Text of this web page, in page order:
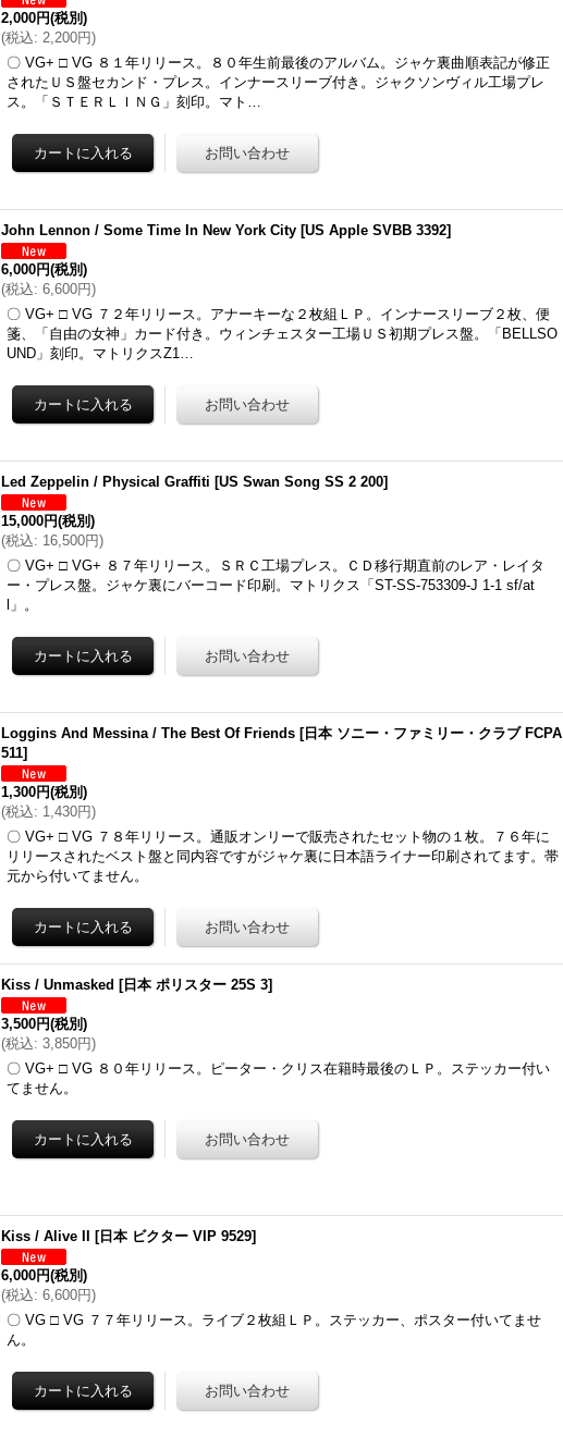
2,000円(税別)
(税込: 2,200円)
〇 VG+ □ VG ８１年リリース。８０年生前最後のアルバム。ジャケ裏曲順表記が修正
されたＵＳ盤セカンド・プレス。インナースリーブ付き。ジャクソンヴィル工場プレ
ス。「ＳＴＥＲＬＩＮＧ」刻印。マト…
John Lennon / Some Time In New York City [US Apple SVBB 3392]
6,000円(税別)
(税込: 6,600円)
〇 VG+ □ VG ７２年リリース。アナーキーな２枚組ＬＰ。インナースリーブ２枚、便
箋、「自由の女神」カード付き。ウィンチェスター工場ＵＳ初期プレス盤。「BELLSO
UND」刻印。マトリクスZ1…
Led Zeppelin / Physical Graffiti [US Swan Song SS 2 200]
15,000円(税別)
(税込: 16,500円)
〇 VG+ □ VG+ ８７年リリース。ＳＲＣ工場プレス。ＣＤ移行期直前のレア・レイタ
ー・プレス盤。ジャケ裏にバーコード印刷。マトリクス「ST-SS-753309-J 1-1 sf/at
l」。
Loggins And Messina / The Best Of Friends [日本 ソニー・ファミリー・クラブ FCPA
511]
1,300円(税別)
(税込: 1,430円)
〇 VG+ □ VG ７８年リリース。通販オンリーで販売されたセット物の１枚。７６年に
リリースされたベスト盤と同内容ですがジャケ裏に日本語ライナー印刷されてます。帯
元から付いてません。
Kiss ‎/ Unmasked [日本 ポリスター 25S 3]
3,500円(税別)
(税込: 3,850円)
〇 VG+ □ VG ８０年リリース。ピーター・クリス在籍時最後のＬＰ。ステッカー付い
てません。
Kiss / Alive II [日本 ビクター VIP 9529]
6,000円(税別)
(税込: 6,600円)
〇 VG □ VG ７７年リリース。ライブ２枚組ＬＰ。ステッカー、ポスター付いてませ
ん。